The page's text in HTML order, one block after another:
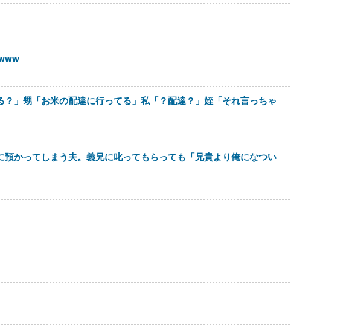
」甥「お米の配達に行ってる」私「？配達？」姪「それ言っちゃ
かってしまう夫。義兄に叱ってもらっても「兄貴より俺になつい